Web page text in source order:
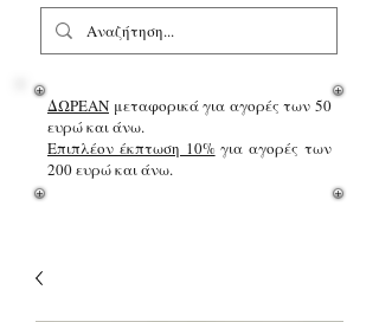
ΔΩΡΕΑΝ μεταφορικά για αγορές των 50
ευρώ και άνω.
Επιπλέον έκπτωση 10%για αγορές των
200 ευρώ και άνω.